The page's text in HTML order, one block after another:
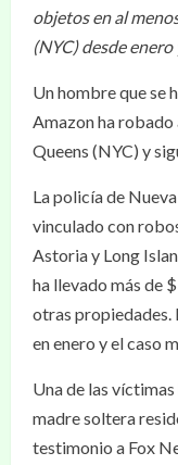
objetos en al
(NYC) desde
Un hombre que se
Amazon ha robado
Queens (NYC) y
La policía de
vinculado con
Astoria y Long
ha llevado más de
otras propiedades.
en enero y el caso
Una de las
madre soltera
testimonio a Fox